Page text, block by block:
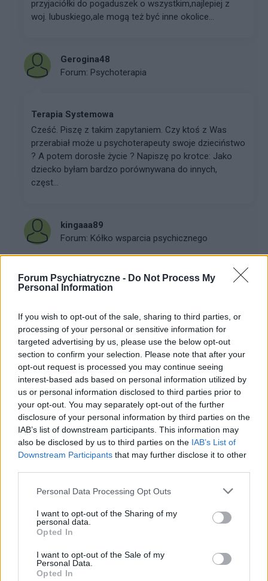
Forum Psychiatryczne - Do Not Process My
Personal Information
If you wish to opt-out of the sale, sharing to third parties, or
processing of your personal or sensitive information for
targeted advertising by us, please use the below opt-out
section to confirm your selection. Please note that after your
opt-out request is processed you may continue seeing
interest-based ads based on personal information utilized by
us or personal information disclosed to third parties prior to
your opt-out. You may separately opt-out of the further
disclosure of your personal information by third parties on the
IAB’s list of downstream participants. This information may
also be disclosed by us to third parties on the IAB’s List of
Downstream Participants that may further disclose it to other
Personal Data Processing Opt Outs
I want to opt-out of the Sharing of my
personal data.
Opted In
I want to opt-out of the Sale of my
Personal Data.
Opted In
przyjaciółki do pogaduszek o wszystkim,najlepiej z
woj. lubuskiego,ale mogą też być inne okolice...
Gerogina48
Forum: Psychoterapia
Terapia Systemowa
Cześć. Piszę z takim zapytaniem. Czy ktoś z Was
przerabiał może u psychoterapeuty swoje dzieciństwo
? A potem dorosłe życie ? Napiszę po krotce: Jako
dziecko byłam bardzo porównywana do innych,
częst...
kingaaa89
Forum: Kółko wsparcia psychicznego
Rozmowa, jak ja zaczac? jak sie zmienic zeby
wiecej gadac
polega na tym że wole słuchać innych niż mówić. Ale
zaczyna to być bardzo męczące, ponieważ np po
świętach i wizytach rodzinnych, rodzina/rodzeństwo
godzu
Forum:Opieka psychiatryczna
Odstawienie medikinetu
Witam, z moim psychiatrą z przyczyn niewiadomych
od kilku dni nie ma kontaktu, z tego powodu jestem
rozmawialiśmy o odstawianiu medikinetu na rzecz
elvans...
kasiacichocka11@wp.pl